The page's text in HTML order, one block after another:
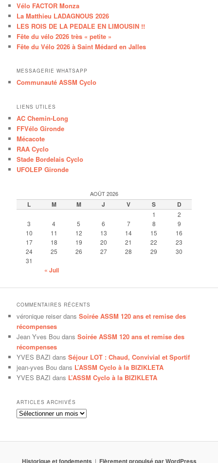
Vélo FACTOR Monza
La Matthieu LADAGNOUS 2026
LES ROIS DE LA PEDALE EN LIMOUSIN !!
Fête du vélo 2026 très « petite »
Fête du Vélo 2026 à Saint Médard en Jalles
MESSAGERIE WHATSAPP
Communauté ASSM Cyclo
LIENS UTILES
AC Chemin-Long
FFVélo Gironde
Mécacote
RAA Cyclo
Stade Bordelais Cyclo
UFOLEP Gironde
AOÛT 2026
L M M J V S D
1
2
3
4 5 6 7 8
9
10
11 12 13 14 15
16
17
18 19 20 21 22
23
24
25 26 27 28 29
30
31
« Juil
COMMENTAIRES RÉCENTS
véronique reiser dansSoirée ASSM 120 ans et remise des
récompenses
Jean Yves Bou dansSoirée ASSM 120 ans et remise des
récompenses
YVES BAZI dansSéjour LOT : Chaud, Convivial et Sportif
jean-yves Bou dans L’ASSM Cyclo à la BIZIKLETA
YVES BAZI dans L’ASSM Cyclo à la BIZIKLETA
ARTICLES ARCHIVÉS
Articles
Historique et fondements Fièrement propulsé par WordPress